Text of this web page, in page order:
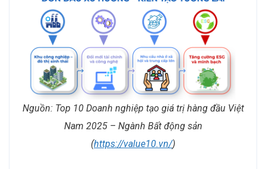
Nguồn: Top 10 Doanh nghiệp tạo giá trị hàng đầu Việt
Nam 2025 – Ngành Bất động sản
(https://value10.vn/)